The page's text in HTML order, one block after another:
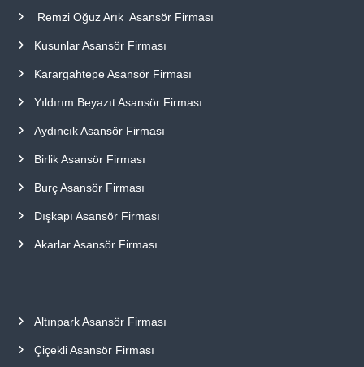
Remzi Oğuz Arık Asansör Firması
Kusunlar Asansör Firması
Karargahtepe Asansör Firması
Yıldırım Beyazıt Asansör Firması
Aydıncık Asansör Firması
Birlik Asansör Firması
Burç Asansör Firması
Dışkapı Asansör Firması
Akarlar Asansör Firması
Altınpark Asansör Firması
Çiçekli Asansör Firması